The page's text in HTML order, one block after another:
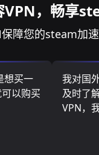
VPN，畅享
障您的steam加
想买一
以购买
我对国
及时了
VPN，